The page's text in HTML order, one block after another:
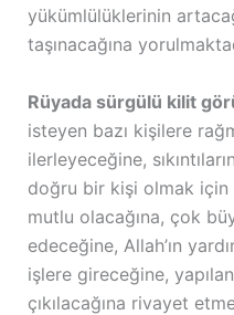
yükümlülüklerinin
taşınacağına
Rüyada sürgülü kilit
isteyen bazı kişilere
ilerleyeceğine,
doğru bir kişi olmak
mutlu olacağına, çok
edeceğine, Allah’ın
işlere gireceğine,
çıkılacağına rivayet